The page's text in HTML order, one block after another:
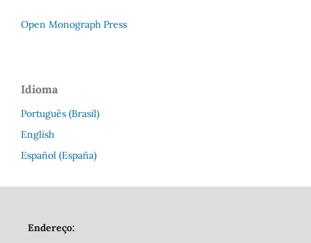
Open Monograph Press
Idioma
Português (Brasil)
English
Español (España)
Endereço: